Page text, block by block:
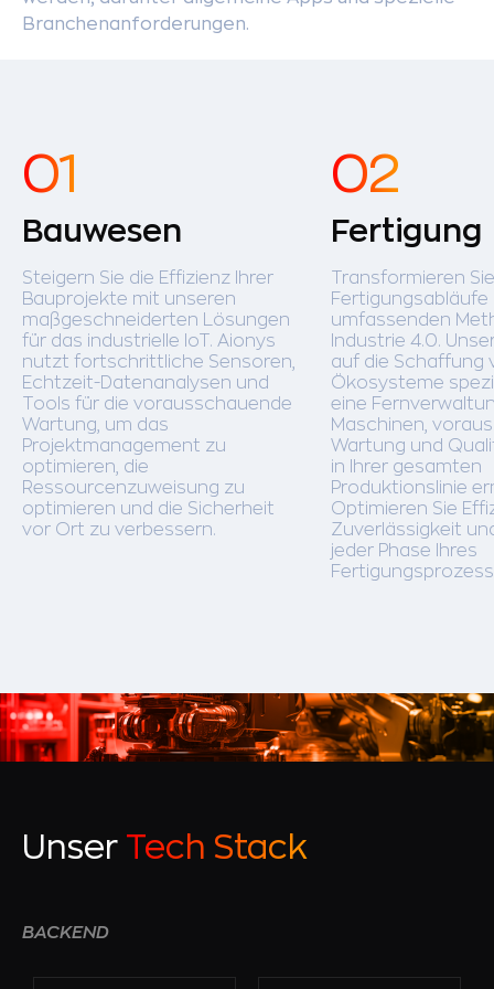
Branchenanforderungen.
Bauwesen
Steigern Sie die Effizienz Ihrer
Bauprojekte mit unseren
maßgeschneiderten Lösungen
für das industrielle IoT. Aionys
nutzt fortschrittliche Sensoren,
Echtzeit-Datenanalysen und
Tools für die vorausschauende
Wartung, um das
Projektmanagement zu
optimieren, die
Ressourcenzuweisung zu
optimieren und die Sicherheit
vor Ort zu verbessern.
Fertigung
Transformieren
umfassenden
Industrie 4.0.
auf die Schaffung
Ökosysteme
eine
Maschinen,
Wartung und
in Ihrer gesamten
Produktionslinie
Optimieren Sie
Zuverlässigkeit
jeder Phase Ihres
Unser Tech Stack
BACKEND